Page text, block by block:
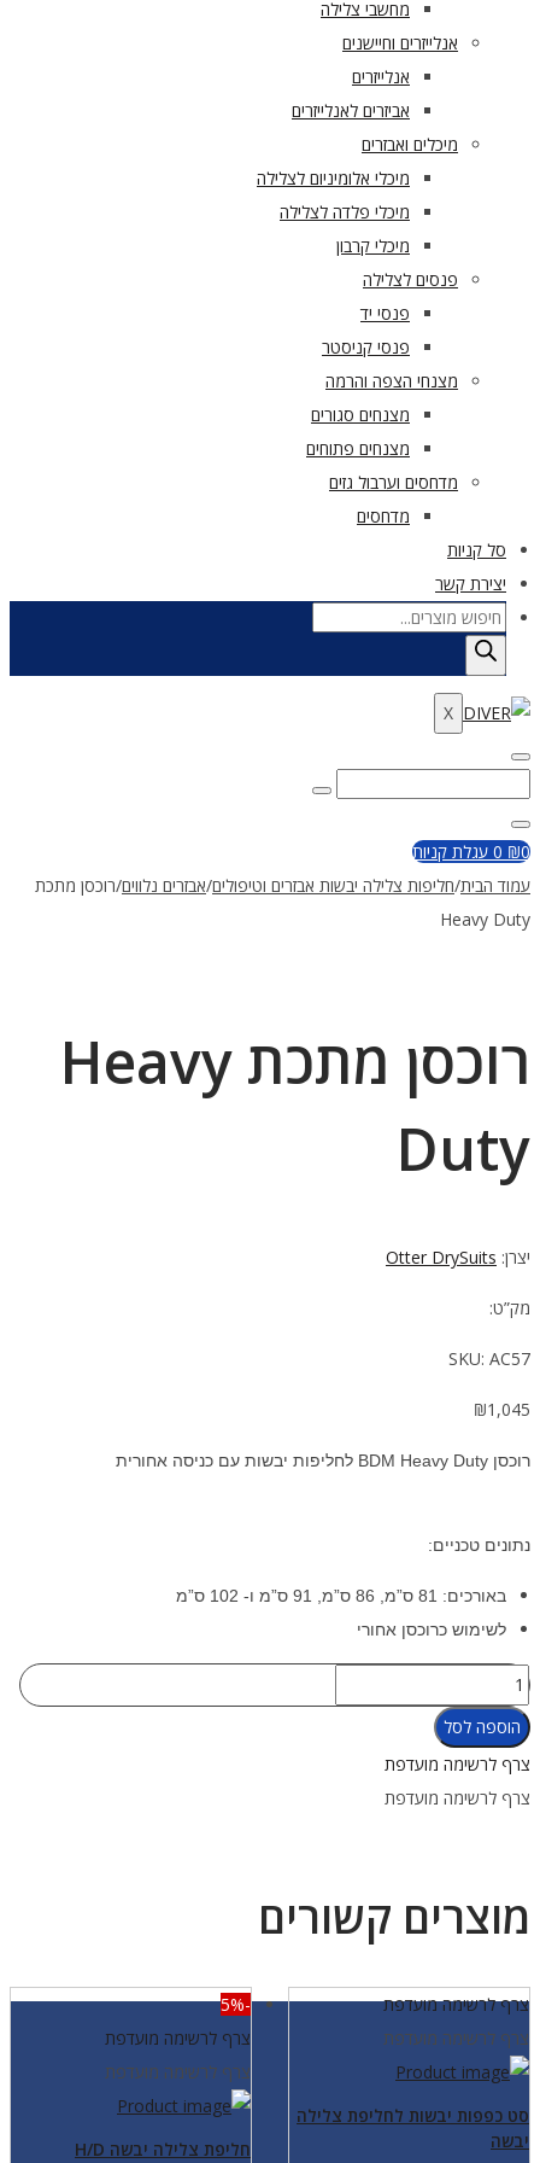
מחשבי צלילה
אנלייזרים וחיישנים
אנלייזרים
אביזרים לאנלייזרים
מיכלים ואבזרים
מיכלי אלומיניום לצלילה
מיכלי פלדה לצלילה
מיכלי קרבון
פנסים לצלילה
פנסי יד
פנסי קניסטר
מצנחי הצפה והרמה
מצנחים סגורים
מצנחים פתוחים
מדחסים וערבול גזים
מדחסים
סל קניות
יצירת קשר
Products
search
X
Enter
Keywordfor:
Close
₪0
0 עגלת קניות
עמוד הבית/חליפות צלילה יבשות אבזרים וטיפולים/אבזרים נלווים/רוכסן מתכת
Heavy Duty
רוכסן מתכת Heavy
Duty
יצרן: Otter DrySuits
מק”ט:
SKU: AC57
₪1,045
רוכסן BDM Heavy Duty לחליפות יבשות עם כניסה אחורית
נתונים טכניים:
באורכים: 81 ס”מ, 86 ס”מ, 91 ס”מ ו- 102 ס”מ
לשימוש כרוכסן אחורי
כמות
של
רוכסן
מתכת
Heavy
הוספה לסל
צרף לרשימה מועדפת
צרף לרשימה מועדפת
מוצרים קשורים
צרף לרשימה מועדפת
צרף לרשימה מועדפת
סט כפפות יבשות לחליפת צלילה
יבשה
-5%
צרף לרשימה מועדפת
צרף לרשימה מועדפת
חליפת צלילה יבשה H/D